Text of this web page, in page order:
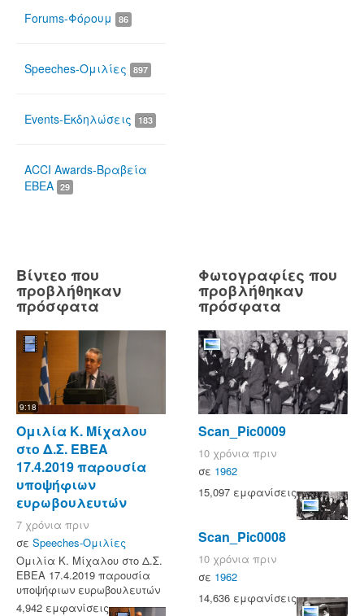
Forums-Φόρουμ 86
Speeches-Ομιλίες 897
Events-Εκδηλώσεις 183
ACCI Awards-Βραβεία
ΕΒΕΑ 29
Βίντεο που
προβλήθηκαν
πρόσφατα
9:18
Ομιλία Κ. Μίχαλου
στο Δ.Σ. ΕΒΕΑ
17.4.2019 παρουσία
υποψήφιων
ευρωβουλευτών
7 χρόνια πριν
σε Speeches-Ομιλίες
Ομιλία Κ. Μίχαλου στο Δ.Σ.
ΕΒΕΑ 17.4.2019 παρουσία
υποψήφιων ευρωβουλευτών
4,942 εμφανίσεις
Φωτογραφίες που
προβλήθηκαν
πρόσφατα
Scan_Pic0009
10 χρόνια πριν
σε 1962
15,097 εμφανίσεις
Scan_Pic0008
10 χρόνια πριν
σε 1962
14,636 εμφανίσεις